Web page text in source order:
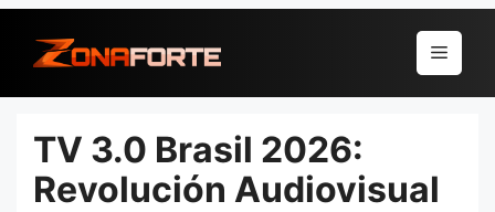
para
conteúdo
Menu
TV 3.0 Brasil 2026:
Revolución Audiovisual